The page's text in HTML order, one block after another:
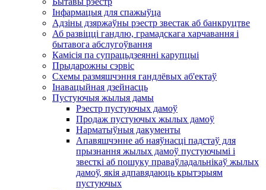
Інфармацыя для спажыўца
Адзіны дзяржаўны рэестр звестак аб банкруцтве
Аб развіцці гандлю, грамадскага харчавання і
бытавога абслугоўвання
Камісія па супрацьдзеянні карупцыі
Прыдарожны сэрвіс
Схемы размяшчэння гандлёвых аб'ектаў
Інавацыйная дзейнасць
Пустуючыя жылыя дамы
Рэестр пустуючых дамоў
Продаж пустуючых жылых дамоў
Нарматыўныя дакументы
Апавяшчэнне аб наяўнасці падстаў для
прызнання жылых дамоў пустуючымі і
звесткі аб пошуку праваўладальнікаў жылых
дамоў, якія адпавядаюць крытэрыям
пустуючых